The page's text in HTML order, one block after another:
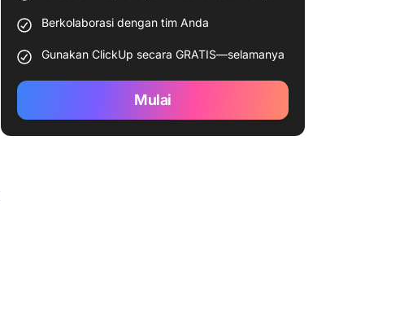
Berkolaborasi dengan tim Anda
Gunakan ClickUp secara GRATIS—selamanya
Mulai